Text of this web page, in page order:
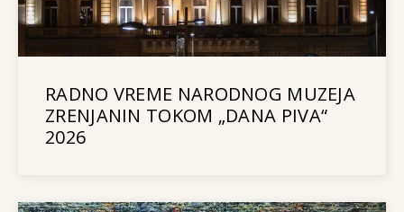
RADNO VREME NARODNOG MUZEJA
ZRENJANIN TOKOM „DANA PIVA“
2026